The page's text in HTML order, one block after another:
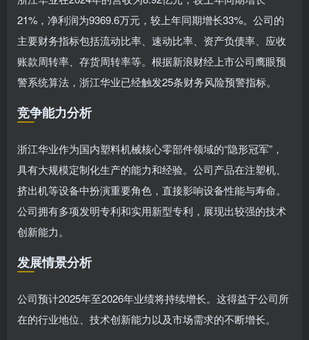
21%，净利润为9369.6万元，较上年同期增长33%。公司的
主要财务指标包括流动比率、速动比率、资产负债率、应收
账款周转率、存货周转率等。根据新浪财经上市公司鹰眼预
警系统算法，浙江华业已经触发25条财务风险预警指标。
竞争能力分析
浙江华业作为国内塑料机械核心零部件领域的“隐形冠军”，
具有大规模定制化生产的能力和经验。公司产品在注塑机、
挤出机等设备中扮演重要角色，直接影响设备性能与寿命。
公司拥有多项发明专利和实用新型专利，展现出较强的技术
创新能力。
发展情景分析
公司预计2025年至2026年业绩将持续增长。这得益于公司所
在的行业地位、技术创新能力以及市场需求的不断增长。